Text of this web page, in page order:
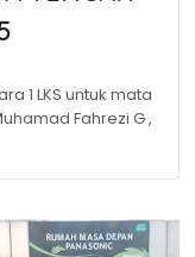
1 LKS untuk mata
Fahrezi G ,